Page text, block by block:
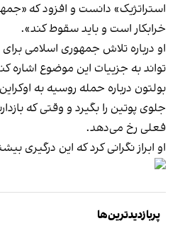
استراتژیک» دانست و افزود که
خرابکار است و باید سقوط کند».
او درباره تلاش جمهوری اسلامی
تواند به جزییات این موضوع اشاره
بولتون درباره حمله روسیه به
جلوی پوتین را بگیرد و وقتی که
فعلی رخ می‌دهد.
او ابراز نگرانی کرد که این درگیری
پربازدیدترین‌ها